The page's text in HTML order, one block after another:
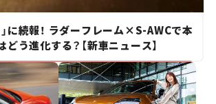
に続報！ ラダーフレーム×S-AWCで本
う進化する？【新車ニュース】